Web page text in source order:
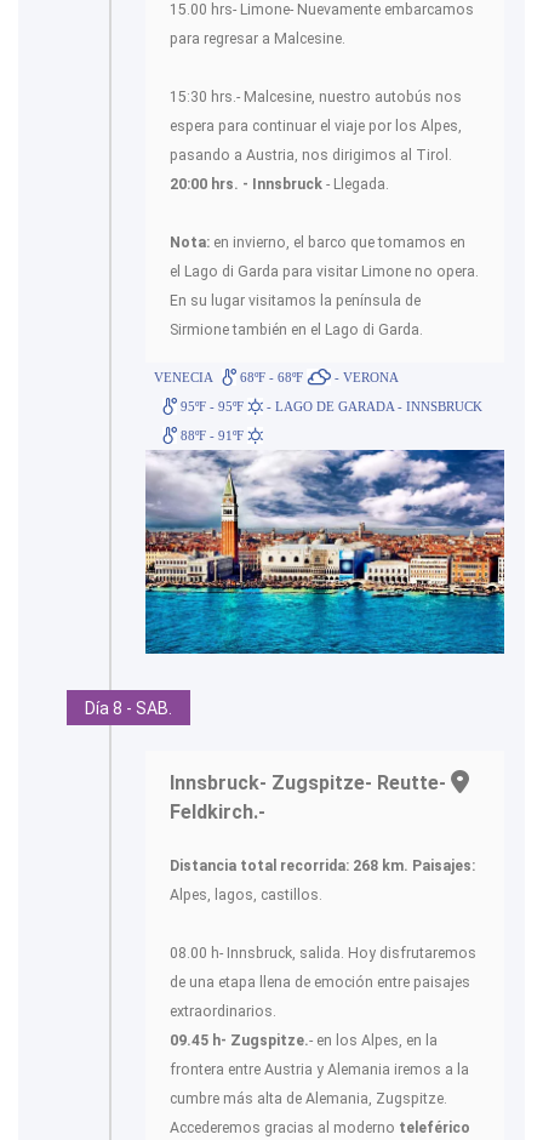
15.00 hrs- Limone- Nuevamente embarcamos
para regresar a Malcesine.
15:30 hrs.- Malcesine, nuestro autobús nos
espera para continuar el viaje por los Alpes,
pasando a Austria, nos dirigimos al Tirol.
20:00 hrs. - Innsbruck - Llegada.
Nota: en invierno, el barco que tomamos en
el Lago di Garda para visitar Limone no opera.
En su lugar visitamos la península de
Sirmione también en el Lago di Garda.
VENECIA 68ºF - 68ºF
- VERONA
95ºF - 95ºF
- LAGO DE GARADA - INNSBRUCK
88ºF - 91ºF
Día 8 - SAB.
Innsbruck- Zugspitze- Reutte-
Feldkirch.-
Distancia total recorrida: 268 km. Paisajes:
Alpes, lagos, castillos.
08.00 h- Innsbruck, salida. Hoy disfrutaremos
de una etapa llena de emoción entre paisajes
extraordinarios.
09.45 h- Zugspitze.- en los Alpes, en la
frontera entre Austria y Alemania iremos a la
cumbre más alta de Alemania, Zugspitze.
Accederemos gracias al moderno teleférico